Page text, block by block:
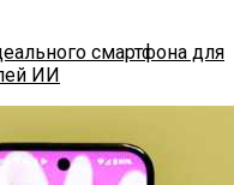
смартфона для
ИИ